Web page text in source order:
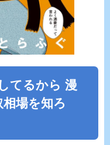
てるから 漫
場を知ろ